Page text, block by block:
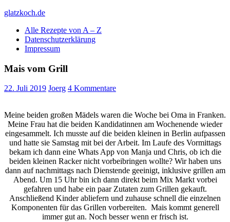
Skip
content
glatzkoch.de
Kochen für Doofe und Genießer
Alle Rezepte von A – Z
Datenschutzerklärung
Impressum
Mais vom Grill
22. Juli 2019 Joerg 4 Kommentare
Meine beiden großen Mädels waren die Woche bei Oma in Franken.
Meine Frau hat die beiden Kandidatinnen am Wochenende wieder
eingesammelt. Ich musste auf die beiden kleinen in Berlin aufpassen
und hatte sie Samstag mit bei der Arbeit. Im Laufe des Vormittags
bekam ich dann eine Whats App von Manja und Chris, ob ich die
beiden kleinen Racker nicht vorbeibringen wollte? Wir haben uns
dann auf nachmittags nach Dienstende geeinigt, inklusive grillen am
Abend. Um 15 Uhr bin ich dann direkt beim Mix Markt vorbei
gefahren und habe ein paar Zutaten zum Grillen gekauft.
Anschließend Kinder abliefern und zuhause schnell die einzelnen
Komponenten für das Grillen vorbereiten. Mais kommt generell
immer gut an. Noch besser wenn er frisch ist.